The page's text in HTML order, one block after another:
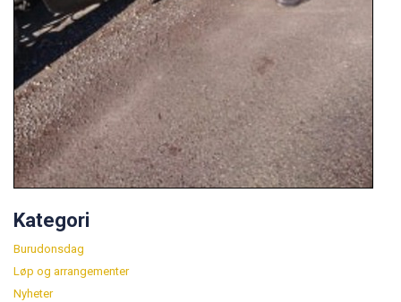
Kategori
Burudonsdag
Løp og arrangementer
Nyheter